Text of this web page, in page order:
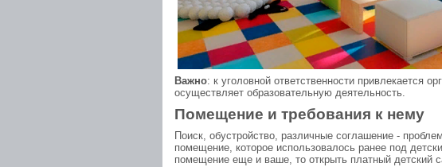
Важно: к уголовной ответственности привлекается
осуществляет образовательную деятельность.
Помещение и требования к нему
Поиск, обустройство, различные соглашение -
помещение, которое использовалось ранее под
помещение еще и ваше, то открыть платный детский